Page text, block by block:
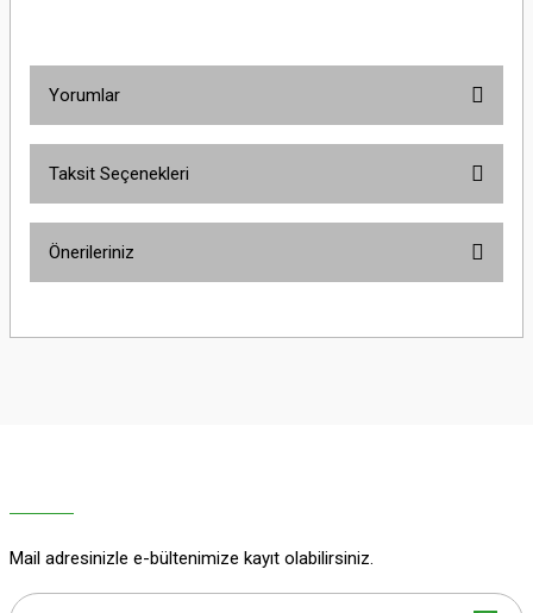
Yorumlar
Taksit Seçenekleri
Önerileriniz
yetersiz gördüğünüz noktaları öneri formunu kullanarak tarafımıza
Bu ürüne benzer farklı alternatifler olmalı.
Mail adresinizle e-bültenimize kayıt olabilirsiniz.